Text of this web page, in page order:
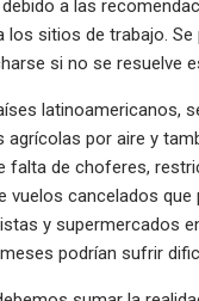
a las
los sitios de trabajo.
si no se resuelve
latinoamericanos,
agrícolas por aire y
falta de choferes,
vuelos cancelados
y supermercados
podrían sufrir